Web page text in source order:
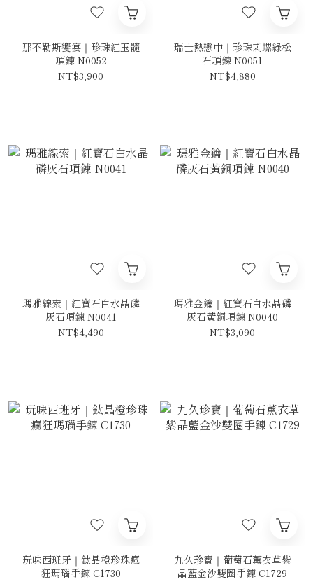
那不勒斯饗宴｜珍珠紅玉髓
項鍊 N0052
NT$3,900
瑞士熱戀中｜珍珠刺螺綠松
石項鍊 N0051
NT$4,880
瑪雅線索｜紅寶石白水晶磷
灰石項鍊 N0041
NT$4,490
瑪雅金鑰｜紅寶石白水晶磷
灰石黃銅項鍊 N0040
NT$3,090
玩味西班牙｜鈦晶橙珍珠瘋
狂瑪瑙手鍊 C1730
九久珍寶｜葡萄石薰衣草紫
晶藍金沙雙圈手鍊 C1729